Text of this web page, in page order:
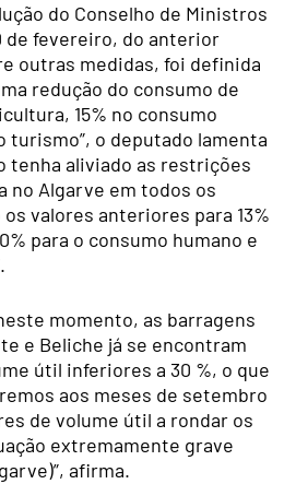
do Conselho de Ministros
de fevereiro, do anterior
outras medidas, foi definida
redução do consumo de
15% no consumo
turismo”, o deputado lamenta
tenha aliviado as restrições
no Algarve em todos os
valores anteriores para 13%
para o consumo humano e
momento, as barragens
e Beliche já se encontram
útil inferiores a 30 %, o que
aos meses de setembro
de volume útil a rondar os
extremamente grave
afirma.